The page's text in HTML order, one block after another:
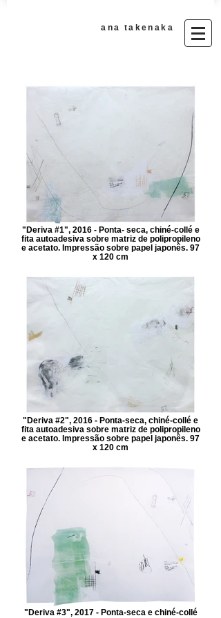
ana takenaka​
"Deriva #1", 2016 - Ponta- seca, chiné-collé e
fita autoadesiva sobre matriz de polipropileno
e acetato. Impressão sobre papel japonês. 97
x 120 cm
"Deriva #2", 2016 - Ponta-seca, chiné-collé e
fita autoadesiva sobre matriz de polipropileno
e acetato. Impressão sobre papel japonês. 97
x 120 cm
"Deriva #3", 2017 - Ponta-seca e chiné-collé